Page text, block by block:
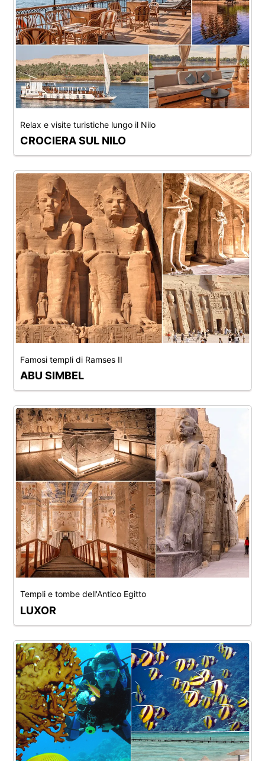
Relax e visite turistiche lungo il Nilo
CROCIERA SUL NILO
Famosi templi di Ramses II
ABU SIMBEL
Templi e tombe dell'Antico Egitto
LUXOR